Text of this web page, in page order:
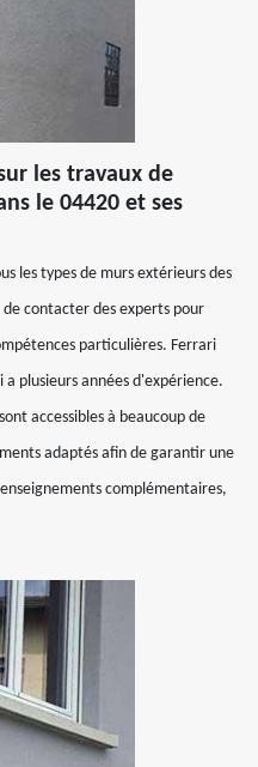
les travaux de
le 04420 et ses
les types de murs extérieurs des
contacter des experts pour
particulières. Ferrari
plusieurs années d'expérience.
accessibles à beaucoup de
adaptés afin de garantir une
complémentaires,